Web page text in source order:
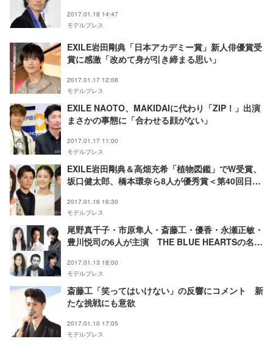
2017.01.18 14:47
モデルプレス
EXILE岩田剛典「日本アカデミー賞」新人俳優賞受
賞に感激「改めて身が引き締まる思い」
2017.01.17 12:08
モデルプレス
EXILE NAOTO、MAKIDAIに代わり「ZIP！」出演
まさかの事態に「合わせる顔がない」
2017.01.17 11:00
モデルプレス
EXILE岩田剛典＆高畑充希「植物図鑑」でW受賞、
坂口健太郎、橋本環奈ら8人が優秀賞＜第40回日本
2017.01.16 16:30
モデルプレス
尾野真千子・市原隼人・斎藤工・優香・永瀬正敏・
豊川悦司の6人が主演 THE BLUE HEARTSの名曲
2017.01.13 18:00
モデルプレス
斎藤工「笑ってはいけない」の反響にコメント 新
たな挑戦にも意欲
2017.01.10 17:05
モデルプレス